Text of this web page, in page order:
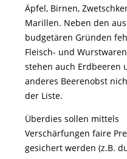
Äpfel, Birnen,
Marillen. Neben den aus
budgetären Gründen
Fleisch- und Wurstwaren
stehen auch Erdbeeren
anderes Beerenobst
der Liste.
Überdies sollen mittels
Verschärfungen faire
gesichert werden (z.B.